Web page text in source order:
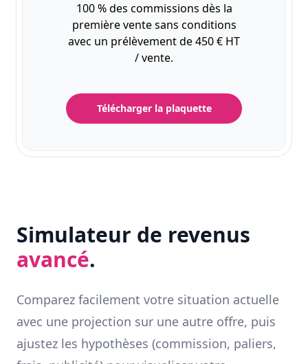
100 % des commissions dès la
première vente sans conditions
avec un prélèvement de 450 € HT
/ vente.
Télécharger la plaquette
Simulateur de revenus
avancé.
Comparez facilement votre situation actuelle
avec une projection sur une autre offre, puis
ajustez les hypothèses (commission, paliers,